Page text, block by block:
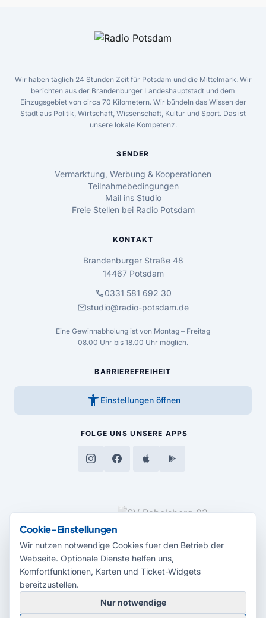
Wir haben täglich 24 Stunden Zeit für Potsdam und die Mittelmark. Wir
berichten aus der Brandenburger Landeshauptstadt und dem
Einzugsgebiet von circa 70 Kilometern. Wir bündeln das Wissen der
Stadt aus Politik, Wirtschaft, Wissenschaft, Kultur und Sport. Das ist
unsere lokale Kompetenz.
SENDER
Vermarktung, Werbung & Kooperationen
Teilnahmebedingungen
Mail ins Studio
Freie Stellen bei Radio Potsdam
KONTAKT
Brandenburger Straße 48
14467 Potsdam
call0331 581 692 30
mailstudio@radio-potsdam.de
Eine Gewinnabholung ist von Montag – Freitag
08.00 Uhr bis 18.00 Uhr möglich.
BARRIEREFREIHEIT
accessibility_new Einstellungen öffnen
FOLGE UNS UNSERE APPS
MEDIENPARTNER
© 2026 Radio Potsdam. Webseite entwickelt durch dieMedienagentur
Cookie-Einstellungen
Wir nutzen notwendige Cookies fuer den Betrieb der
Webseite. Optionale Dienste helfen uns,
Komfortfunktionen, Karten und Ticket-Widgets
bereitzustellen.
Nur notwendige